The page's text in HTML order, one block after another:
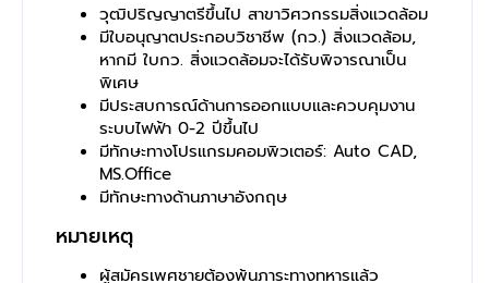
วุฒิปริญญาตรีขึ้นไป สาขาวิศวกรรมสิ่งแวดล้อม
มีใบอนุญาตประกอบวิชาชีพ (กว.) สิ่งแวดล้อม,
หากมี ใบกว. สิ่งแวดล้อมจะได้รับพิจารณาเป็น
พิเศษ
มีประสบการณ์ด้านการออกแบบและควบคุมงาน
ระบบไฟฟ้า 0-2 ปีขึ้นไป
มีทักษะทางโปรแกรมคอมพิวเตอร์: Auto CAD,
MS.Office
มีทักษะทางด้านภาษาอังกฤษ
หมายเหตุ
ผู้สมัครเพศชายต้องพ้นภาระทางทหารแล้ว